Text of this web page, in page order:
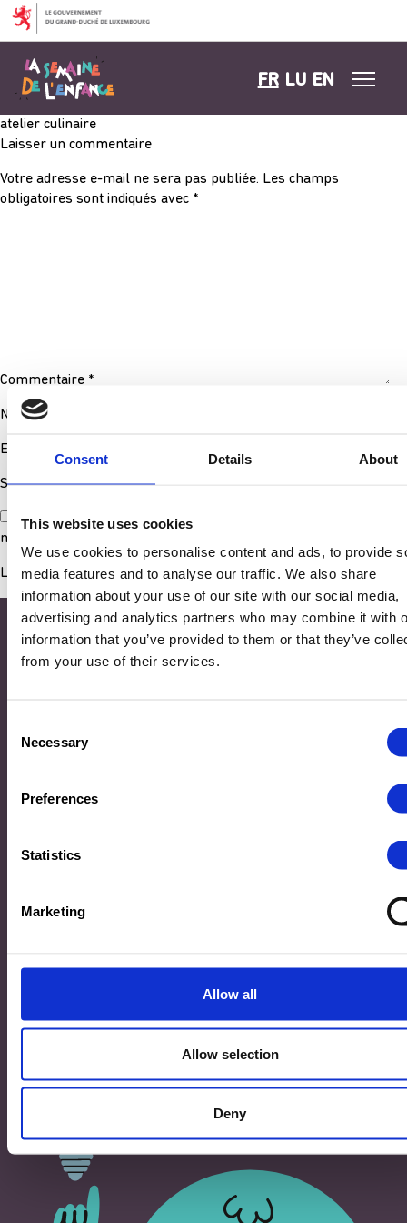
Consent Details About
This website uses cookies
We use cookies to personalise content and ads, to provide
media features and to analyse our traffic. We also share
information about your use of our site with our social media,
advertising and analytics partners who may combine it with
information that you’ve provided to them or that they’ve
from your use of their services.
Selection
Necessary
Preferences
Statistics
Marketing
Allow all
Allow selection
Deny
Aller au contenu
FR LU EN
atelier culinaire
Laisser un commentaire
Votre adresse e-mail ne sera pas publiée. Les champs
obligatoires sont indiqués avec *
Commentaire *
Nom*
E-mail
Site web
Enregistrer mon nom, mon e-mail et mon site dans le
navigateur pour mon prochain commentaire.
Adresse
©2026 Ministère de l’Éducation nationale, de l’Enfance